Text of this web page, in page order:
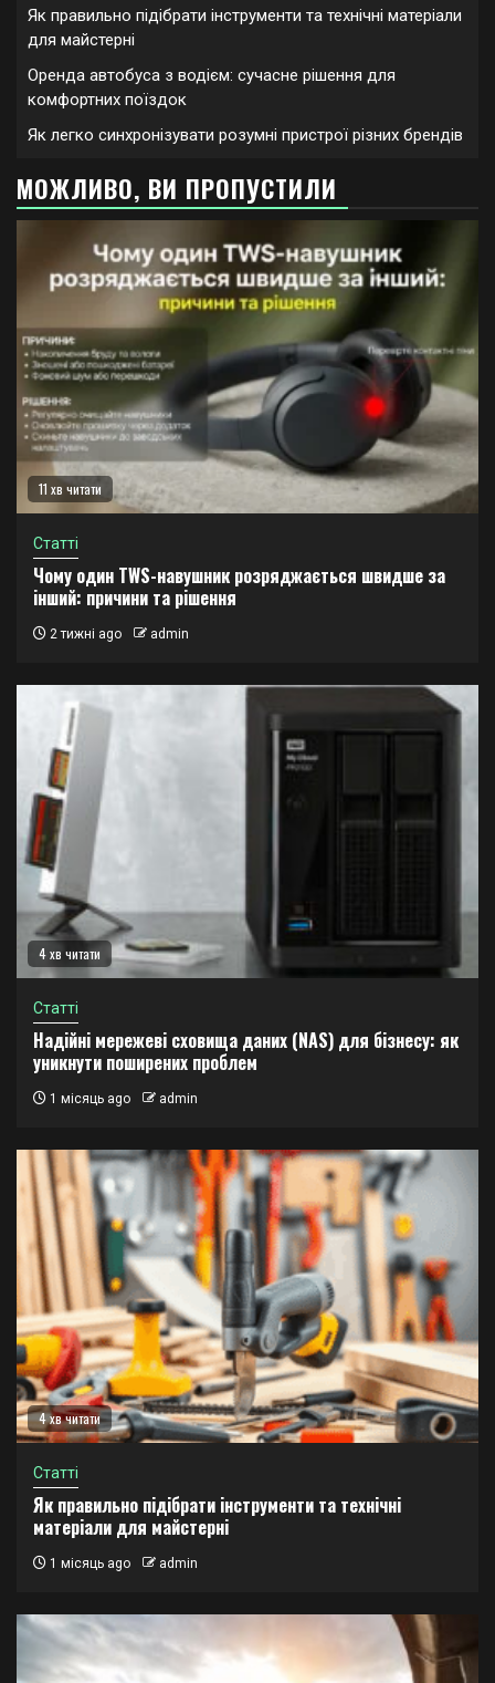
Як правильно підібрати інструменти та технічні матеріали
для майстерні
Оренда автобуса з водієм: сучасне рішення для
комфортних поїздок
Як легко синхронізувати розумні пристрої різних брендів
МОЖЛИВО, ВИ ПРОПУСТИЛИ
11 хв читати
Статті
Чому один TWS-навушник розряджається швидше за
інший: причини та рішення
2 тижні ago admin
4 хв читати
Статті
Надійні мережеві сховища даних (NAS) для бізнесу: як
уникнути поширених проблем
1 місяць ago admin
4 хв читати
Статті
Як правильно підібрати інструменти та технічні
матеріали для майстерні
1 місяць ago admin